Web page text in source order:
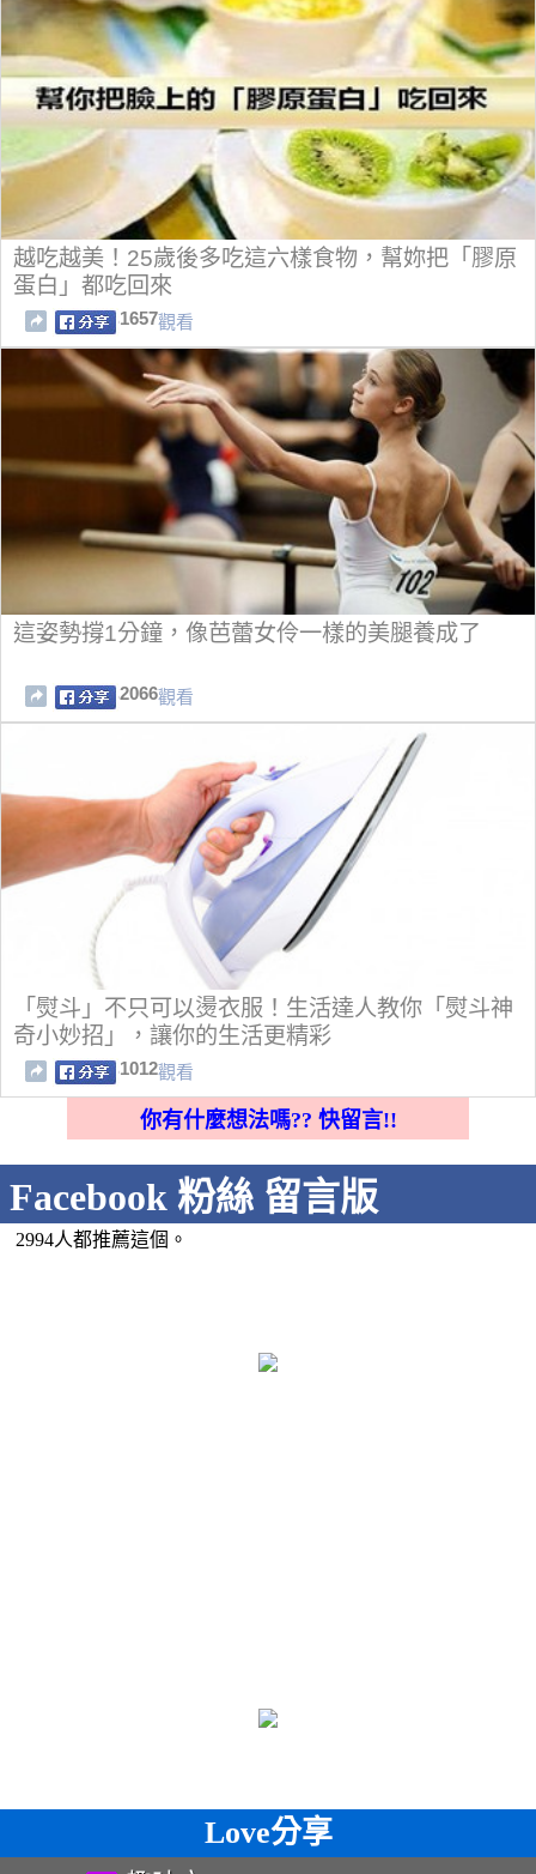
越吃越美！25歲後多吃這六樣食物，幫妳把「膠原
蛋白」都吃回來
1657觀看
這姿勢撐1分鐘，像芭蕾女伶一樣的美腿養成了
2066觀看
「熨斗」不只可以燙衣服！生活達人教你「熨斗神
奇小妙招」，讓你的生活更精彩
1012觀看
你有什麼想法嗎?? 快留言!!
Facebook 粉絲 留言版
2994人都推薦這個。
Love分享